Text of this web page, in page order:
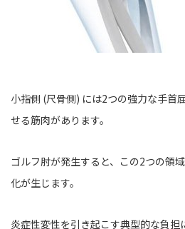
小指側 (尺骨側) には2つの強力な手首
せる筋肉があります。
ゴルフ肘が発生すると、この2つの領
化が生じます。
炎症性変性を引き起こす典型的な負担